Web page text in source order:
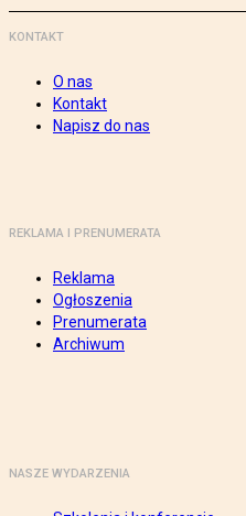
KONTAKT
O nas
Kontakt
Napisz do nas
REKLAMA I PRENUMERATA
Reklama
Ogłoszenia
Prenumerata
Archiwum
NASZE WYDARZENIA